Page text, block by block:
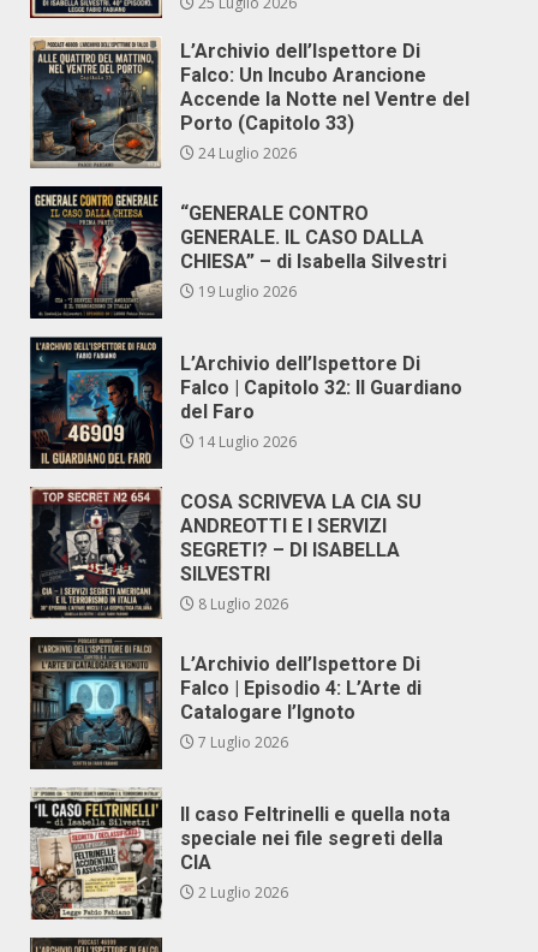
L’Archivio dell’Ispettore Di
Falco: Un Incubo Arancione
Accende la Notte nel Ventre del
Porto (Capitolo 33)
24 Luglio 2026
“GENERALE CONTRO
GENERALE. IL CASO DALLA
CHIESA” – di Isabella Silvestri
19 Luglio 2026
L’Archivio dell’Ispettore Di
Falco | Capitolo 32: Il Guardiano
del Faro
14 Luglio 2026
COSA SCRIVEVA LA CIA SU
ANDREOTTI E I SERVIZI
SEGRETI? – DI ISABELLA
SILVESTRI
8 Luglio 2026
L’Archivio dell’Ispettore Di
Falco | Episodio 4: L’Arte di
Catalogare l’Ignoto
7 Luglio 2026
Il caso Feltrinelli e quella nota
speciale nei file segreti della
CIA
2 Luglio 2026